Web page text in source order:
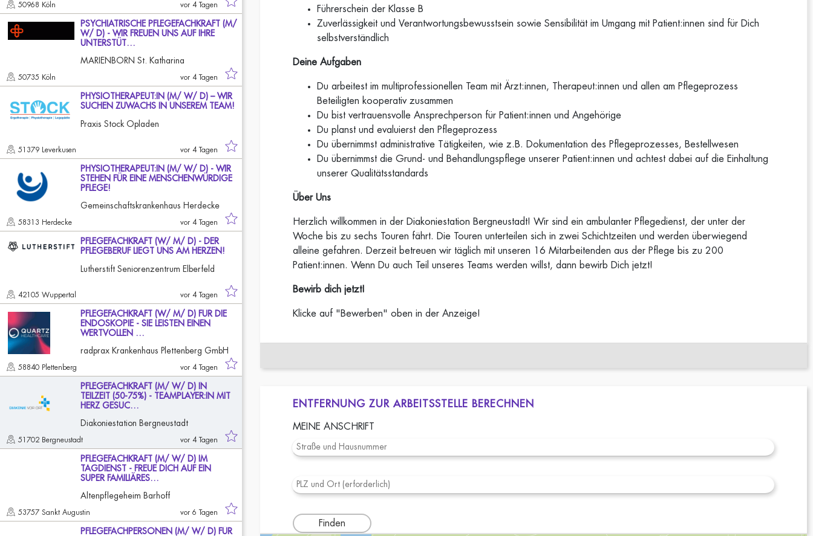
50968 Köln vor 4 Tagen
PSYCHIATRISCHE PFLEGEFACHKRAFT (M/
W/ D) - WIR FREUEN UNS AUF IHRE
UNTERSTÜT…
MARIENBORN St. Katharina
50735 Köln vor 4 Tagen
PHYSIOTHERAPEUT:IN (M/ W/ D) – WIR
SUCHEN ZUWACHS IN UNSEREM TEAM!
Praxis Stock Opladen
51379 Leverkusen vor 4 Tagen
PHYSIOTHERAPEUT:IN (M/ W/ D) - WIR
STEHEN FÜR EINE MENSCHENWÜRDIGE
PFLEGE!
Gemeinschaftskrankenhaus Herdecke
58313 Herdecke vor 4 Tagen
PFLEGEFACHKRAFT (W/ M/ D) - DER
PFLEGEBERUF LIEGT UNS AM HERZEN!
Lutherstift Seniorenzentrum Elberfeld
42105 Wuppertal vor 4 Tagen
PFLEGEFACHKRAFT (W/ M/ D) FÜR DIE
ENDOSKOPIE - SIE LEISTEN EINEN
WERTVOLLEN …
radprax Krankenhaus Plettenberg GmbH
58840 Plettenberg vor 4 Tagen
PFLEGEFACHKRAFT (M/ W/ D) IN
TEILZEIT (50-75%) - TEAMPLAYER:IN MIT
HERZ GESUC…
Diakoniestation Bergneustadt
51702 Bergneustadt vor 4 Tagen
PFLEGEFACHKRAFT (M/ W/ D) IM
TAGDIENST - FREUE DICH AUF EIN
SUPER FAMILIÄRES…
Altenpflegeheim Barhoff
53757 Sankt Augustin vor 6 Tagen
PFLEGEFACHPERSONEN (M/ W/ D) FÜR
Führerschein der Klasse B
Zuverlässigkeit und Verantwortungsbewusstsein sowie Sensibilität im Umgang mit Patient:innen sind für Dich
selbstverständlich
Deine Aufgaben
Du arbeitest im multiprofessionellen Team mit Ärzt:innen, Therapeut:innen und allen am Pflegeprozess
Beteiligten kooperativ zusammen
Du bist vertrauensvolle Ansprechperson für Patient:innen und Angehörige
Du planst und evaluierst den Pflegeprozess
Du übernimmst administrative Tätigkeiten, wie z.B. Dokumentation des Pflegeprozesses, Bestellwesen
Du übernimmst die Grund- und Behandlungspflege unserer Patient:innen und achtest dabei auf die Einhaltung
unserer Qualitätsstandards
Über Uns
Herzlich willkommen in der Diakoniestation Bergneustadt! Wir sind ein ambulanter Pflegedienst, der unter der
Woche bis zu sechs Touren fährt. Die Touren unterteilen sich in zwei Schichtzeiten und werden überwiegend
alleine gefahren. Derzeit betreuen wir täglich mit unseren 16 Mitarbeitenden aus der Pflege bis zu 200
Patient:innen. Wenn Du auch Teil unseres Teams werden willst, dann bewirb Dich jetzt!
Bewirb dich jetzt!
Klicke auf "Bewerben" oben in der Anzeige!
ENTFERNUNG ZUR ARBEITSSTELLE BERECHNEN
MEINE ANSCHRIFT
Finden